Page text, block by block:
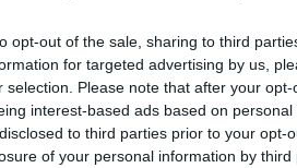
opt-out of the sale, sharing to third
for targeted advertising by us,
selection. Please note that after your
interest-based ads based on
to third parties prior to your opt-
of your personal information by third